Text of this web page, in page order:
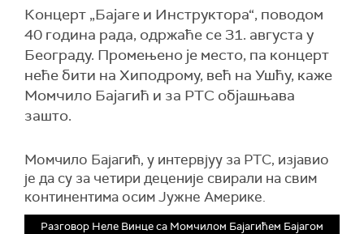
Концерт „Бајаге и Инструктора“, поводом
40 година рада, одржаће се 31. августа у
Београду. Промењено је место, па концерт
неће бити на Хиподрому, већ на Ушћу, каже
Момчило Бајагић и за РТС објашњава
зашто.
Момчило Бајагић, у интервјуу за РТС, изјавио
је да су за четири деценије свирали на свим
континентима осим Јужне Америке.
Разговор Неле Винце са Момчилом Бајагићем Бајагом